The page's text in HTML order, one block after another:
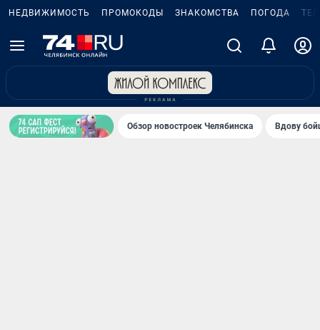
НЕДВИЖИМОСТЬ ПРОМОКОДЫ ЗНАКОМСТВА ПОГОДА
Обзор новостроек Челябинска Вдову